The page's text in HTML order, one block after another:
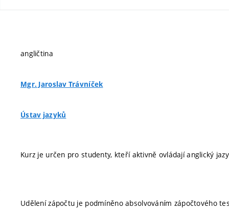
angličtina
Mgr. Jaroslav Trávníček
Ústav jazyků
Kurz je určen pro studenty, kteří aktivně ovládají anglický
Udělení zápočtu je podmíněno absolvováním zápočtového